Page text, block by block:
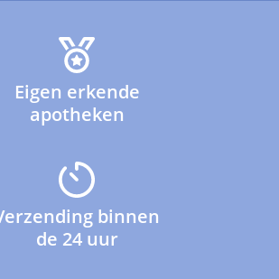
Eigen erkende
apotheken
binnen
de 24 uur